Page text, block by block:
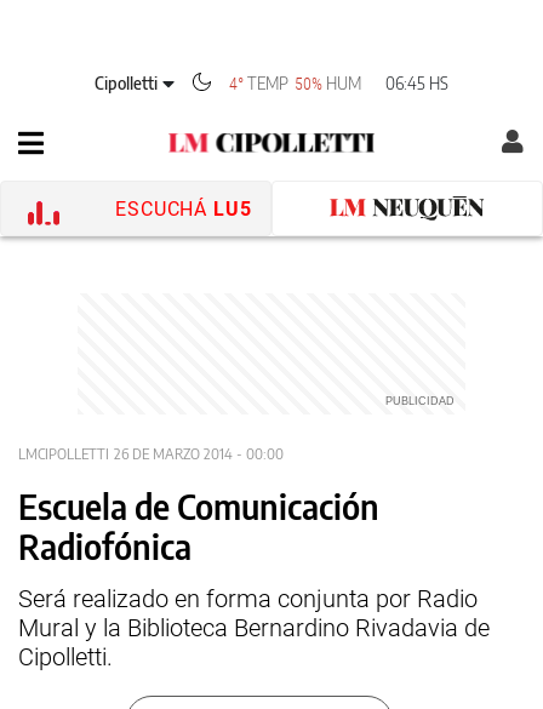
Cipolletti 4°TEMP 50% HUM 06:45 HS
ESCUCHÁ LU5
LMCIPOLLETTI 26 DE MARZO 2014 - 00:00
Escuela de Comunicación
Radiofónica
Será realizado en forma conjunta por Radio
Mural y la Biblioteca Bernardino Rivadavia de
Cipolletti.